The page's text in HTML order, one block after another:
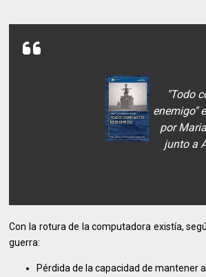
"Todo
enemigo"
por
junto a
Con la rotura de la computadora existía,
guerra:
Pérdida de la capacidad de mantener